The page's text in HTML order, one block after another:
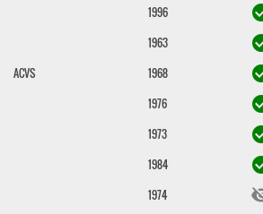
1996
1963
ACVS 1968
1976
1973
1984
1974